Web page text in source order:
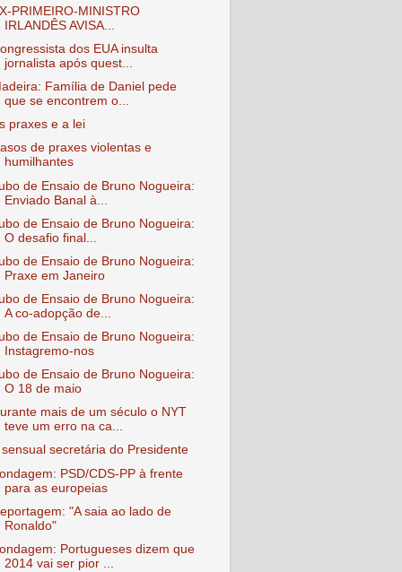
PRIMEIRO-MINISTRO
IRLANDÊS AVISA...
dos EUA insulta
jornalista após quest...
Família de Daniel pede
que se encontrem o...
praxes e a lei
de praxes violentas e
humilhantes
de Ensaio de Bruno Nogueira:
Enviado Banal à...
de Ensaio de Bruno Nogueira:
O desafio final...
de Ensaio de Bruno Nogueira:
Praxe em Janeiro
de Ensaio de Bruno Nogueira:
A co-adopção de...
de Ensaio de Bruno Nogueira:
Instagremo-nos
de Ensaio de Bruno Nogueira:
O 18 de maio
mais de um século o NYT
teve um erro na ca...
sensual secretária do Presidente
PSD/CDS-PP à frente
para as europeias
"A saia ao lado de
Ronaldo"
Portugueses dizem que
2014 vai ser pior ...